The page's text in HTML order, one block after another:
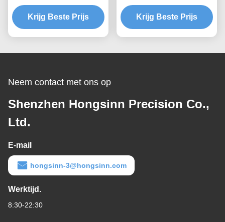
bewerkingsonderdelen
voor batchproductie van
toepassing op elke
Krijg Beste Prijs
aangepaste producten
van roestvrij staal met
een tolerantie van ±0,005
Krijg Beste Prijs
Neem contact met ons op
Shenzhen Hongsinn Precision Co.,
Ltd.
E-mail
hongsinn-3@hongsinn.com
Werktijd.
8:30-22:30